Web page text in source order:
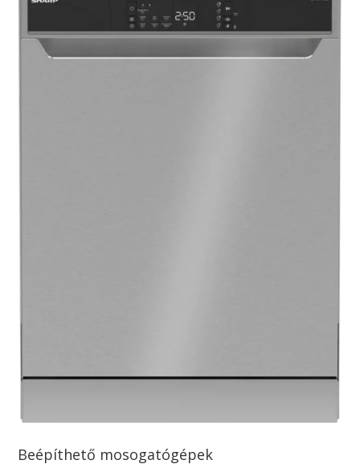
Beépíthető mosogatógépek